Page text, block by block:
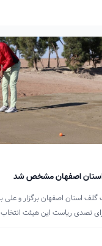
اصفهان مشخص شد
گلف استان اصفهان برگزار و علی
تصدی ریاست این هیئت